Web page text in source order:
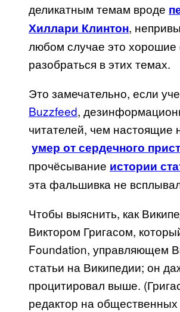
деликатным темам вроде
Хиллари Клинтон,
любом случае это хорошие
разобраться в этих темах.
Это замечательно, если
Buzzfeed,
читателей, чем настоящие
умер от сердечного
прочёсывание истории
эта фальшивка не
Чтобы выяснить, как
Виктором Григасом,
Foundation, управляющем
статьи на Википедии; он
процитировал выше.
редактор на